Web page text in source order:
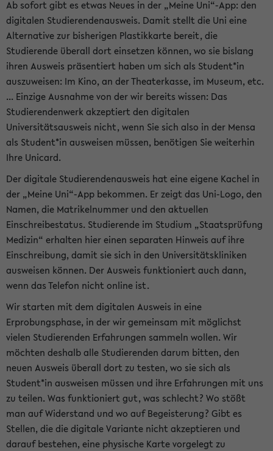
Ab sofort gibt es etwas Neues in der „Meine Uni“-App: den
digitalen Studierendenausweis. Damit stellt die Uni eine
Alternative zur bisherigen Plastikkarte bereit, die
Studierende überall dort einsetzen können, wo sie bislang
ihren Ausweis präsentiert haben um sich als Student*in
auszuweisen: Im Kino, an der Theaterkasse, im Museum, etc.
... Einzige Ausnahme von der wir bereits wissen: Das
Studierendenwerk akzeptiert den digitalen
Universitätsausweis nicht, wenn Sie sich also in der Mensa
als Student*in ausweisen müssen, benötigen Sie weiterhin
Ihre Unicard.
Der digitale Studierendenausweis hat eine eigene Kachel in
der „Meine Uni“-App bekommen. Er zeigt das Uni-Logo, den
Namen, die Matrikelnummer und den aktuellen
Einschreibestatus. Studierende im Studium „Staatsprüfung
Medizin“ erhalten hier einen separaten Hinweis auf ihre
Einschreibung, damit sie sich in den Universitätskliniken
ausweisen können. Der Ausweis funktioniert auch dann,
wenn das Telefon nicht online ist.
Wir starten mit dem digitalen Ausweis in eine
Erprobungsphase, in der wir gemeinsam mit möglichst
vielen Studierenden Erfahrungen sammeln wollen. Wir
möchten deshalb alle Studierenden darum bitten, den
neuen Ausweis überall dort zu testen, wo sie sich als
Student*in ausweisen müssen und ihre Erfahrungen mit uns
zu teilen. Was funktioniert gut, was schlecht? Wo stößt
man auf Widerstand und wo auf Begeisterung? Gibt es
Stellen, die die digitale Variante nicht akzeptieren und
darauf bestehen, eine physische Karte vorgelegt zu